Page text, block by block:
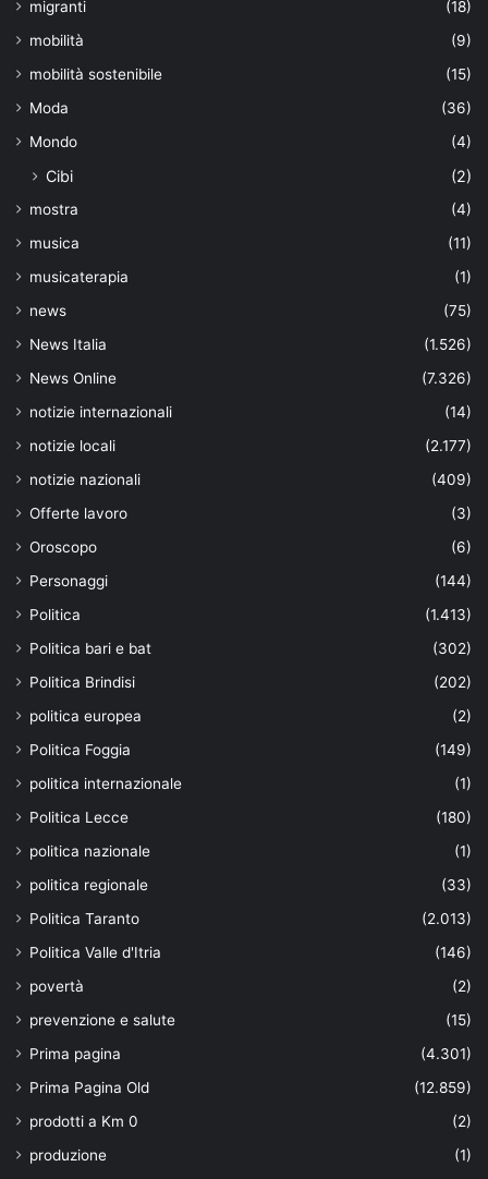
migranti
(18)
mobilità
(9)
mobilità sostenibile
(15)
Moda
(36)
Mondo
(4)
Cibi (2)
mostra
(4)
musica
(11)
musicaterapia
(1)
news
(75)
News Italia
(1.526)
News Online
(7.326)
notizie internazionali
(14)
notizie locali
(2.177)
notizie nazionali
(409)
Offerte lavoro
(3)
Oroscopo
(6)
Personaggi
(144)
Politica
(1.413)
Politica bari e bat
(302)
Politica Brindisi
(202)
politica europea
(2)
Politica Foggia
(149)
politica internazionale
(1)
Politica Lecce
(180)
politica nazionale
(1)
politica regionale
(33)
Politica Taranto
(2.013)
Politica Valle d'Itria
(146)
povertà
(2)
prevenzione e salute
(15)
Prima pagina
(4.301)
Prima Pagina Old
(12.859)
prodotti a Km 0
(2)
produzione
(1)